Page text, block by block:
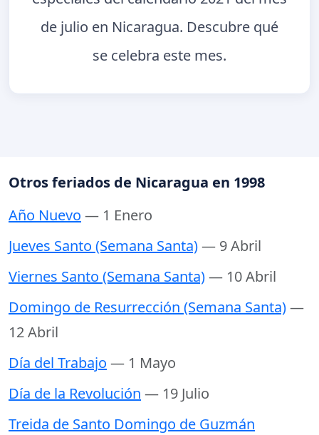
de julio en Nicaragua. Descubre qué
se celebra este mes.
Otros feriados de Nicaragua en 1998
Año Nuevo — 1 Enero
Jueves Santo (Semana Santa)— 9 Abril
Viernes Santo (Semana Santa)— 10 Abril
Domingo de Resurrección (Semana Santa)—
12 Abril
Día del Trabajo — 1 Mayo
Día de la Revolución — 19 Julio
Treida de Santo Domingo de Guzmán